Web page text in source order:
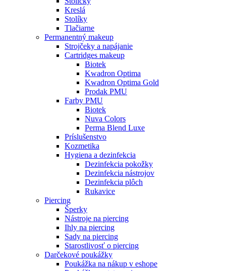
Kreslá
Stolíky
Tlačiarne
Permanentný makeup
Strojčeky a napájanie
Cartridges makeup
Biotek
Kwadron Optima
Kwadron Optima Gold
Prodak PMU
Farby PMU
Biotek
Nuva Colors
Perma Blend Luxe
Príslušenstvo
Kozmetika
Hygiena a dezinfekcia
Dezinfekcia pokožky
Dezinfekcia nástrojov
Dezinfekcia plôch
Rukavice
Piercing
Šperky
Nástroje na piercing
Ihly na piercing
Sady na piercing
Starostlivosť o piercing
Darčekové poukážky
Poukážka na nákup v eshope